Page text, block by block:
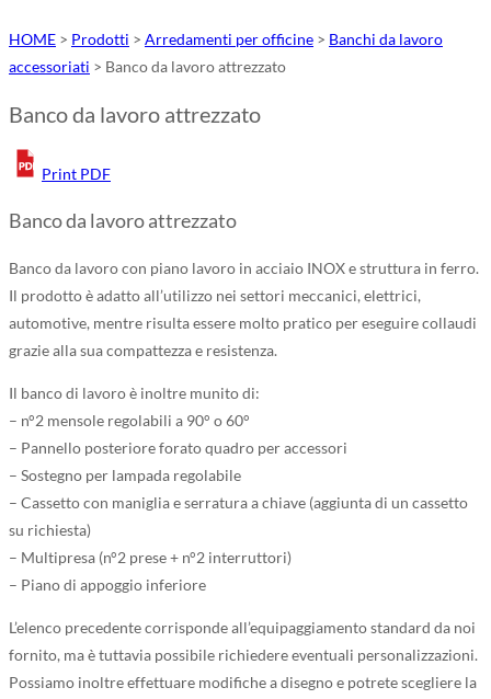
HOME > Prodotti > Arredamenti per officine > Banchi da lavoro
accessoriati > Banco da lavoro attrezzato
Banco da lavoro attrezzato
Print PDF
Banco da lavoro attrezzato
Banco da lavoro con piano lavoro in acciaio INOX e struttura in ferro.
Il prodotto è adatto all’utilizzo nei settori meccanici, elettrici,
automotive, mentre risulta essere molto pratico per eseguire collaudi
grazie alla sua compattezza e resistenza.
Il banco di lavoro è inoltre munito di:
– n°2 mensole regolabili a 90° o 60°
– Pannello posteriore forato quadro per accessori
– Sostegno per lampada regolabile
– Cassetto con maniglia e serratura a chiave (aggiunta di un cassetto
su richiesta)
– Multipresa (n°2 prese + n°2 interruttori)
– Piano di appoggio inferiore
L’elenco precedente corrisponde all’equipaggiamento standard da noi
fornito, ma è tuttavia possibile richiedere eventuali personalizzazioni.
Possiamo inoltre effettuare modifiche a disegno e potrete scegliere la